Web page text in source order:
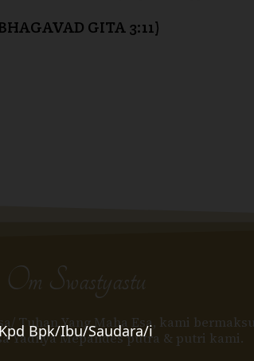
Bpk/Ibu/Saudara/i
GITA 3:11)
Om Swastyastu
Tuhan Yang Maha Esa, kami
Yadnya Mepandes putra & putri kami.